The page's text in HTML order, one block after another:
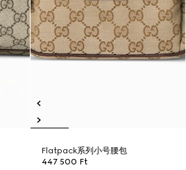
Flatpack系列小号腰包
447 500 Ft